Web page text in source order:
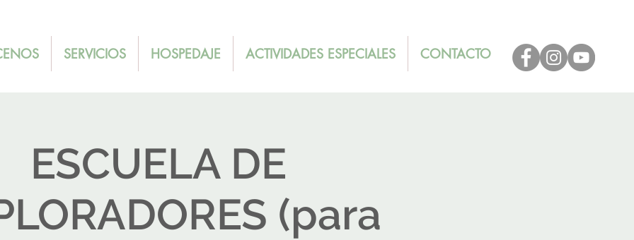
SERVICIOS HOSPEDAJE ACTIVIDADES ESPECIALES CONTACTO
ESCUELA DE
(para